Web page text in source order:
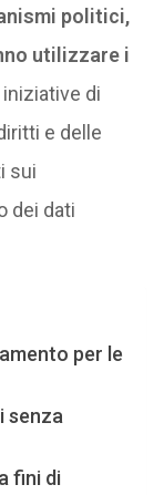
politici,
utilizzare i
iniziative di
e delle
sui
dei dati
per le
senza
fini di